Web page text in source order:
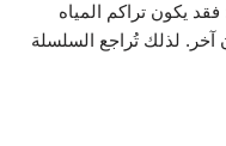
يكون تراكم المياه
آخر. لذلك تُراجع السلسلة